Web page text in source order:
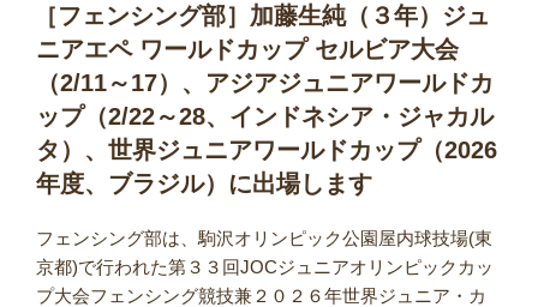
日:［フェンシング部］加藤生純（３年）ジュ
ニアエペ ワールドカップ セルビア大会
（2/11～17）、アジアジュニアワールドカ
ップ（2/22～28、インドネシア・ジャカル
タ）、世界ジュニアワールドカップ（2026
年度、ブラジル）に出場します
フェンシング部は、駒沢オリンピック公園屋内球技場(東
京都)で行われた第３３回JOCジュニアオリンピックカッ
プ大会フェンシング競技兼２０２６年世界ジュニア・カ